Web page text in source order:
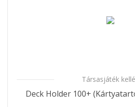
Társasjáték
Deck Holder 100+